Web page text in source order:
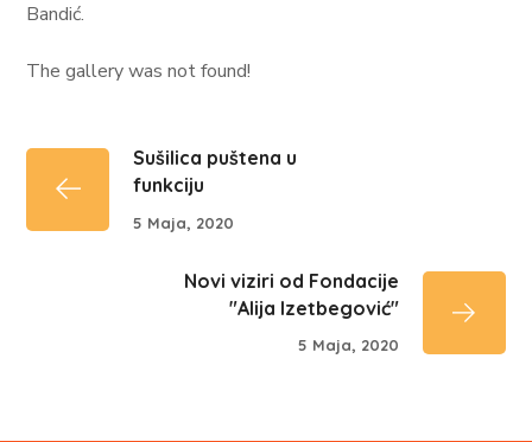
Bandić.
The gallery was not found!
Sušilica puštena u
funkciju
5 Maja, 2020
Novi viziri od Fondacije
"Alija Izetbegović"
5 Maja, 2020